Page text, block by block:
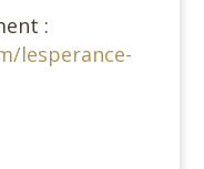
:
lesperance-